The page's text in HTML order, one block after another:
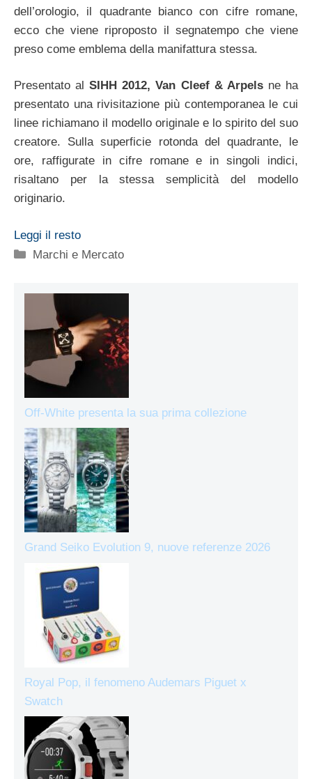
dell’orologio, il quadrante bianco con cifre romane,
ecco che viene riproposto il segnatempo che viene
preso come emblema della manifattura stessa.
Presentato alSIHH 2012, Van Cleef & Arpelsne ha
presentato una rivisitazione più contemporanea le cui
linee richiamano il modello originale e lo spirito del suo
creatore. Sulla superficie rotonda del quadrante, le
ore, raffigurate in cifre romane e in singoli indici,
risaltano per la stessa semplicità del modello
originario.
Leggi il resto
Categorie
Marchi e Mercato
Off-White presenta la sua prima collezione
Grand Seiko Evolution 9, nuove referenze 2026
Royal Pop, il fenomeno Audemars Piguet x
Swatch